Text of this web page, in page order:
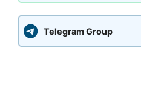
Telegram Group